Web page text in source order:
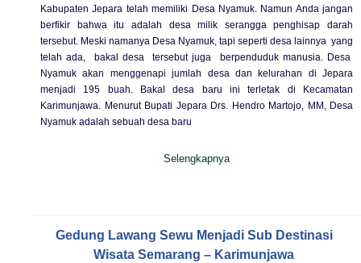
Kabupaten Jepara telah memiliki Desa Nyamuk. Namun Anda jangan
berfikir bahwa itu adalah desa milik serangga penghisap darah
tersebut. Meski namanya Desa Nyamuk, tapi seperti desa lainnya yang
telah ada, bakal desa tersebut juga berpenduduk manusia. Desa
Nyamuk akan menggenapi jumlah desa dan kelurahan di Jepara
menjadi 195 buah. Bakal desa baru ini terletak di Kecamatan
Karimunjawa. Menurut Bupati Jepara Drs. Hendro Martojo, MM, Desa
Nyamuk adalah sebuah desa baru
Selengkapnya
Gedung Lawang Sewu Menjadi Sub Destinasi
Wisata Semarang – Karimunjawa